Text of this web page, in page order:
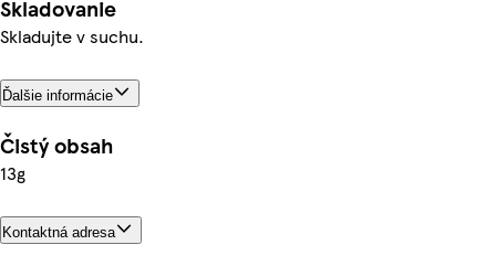
Skladovanie
Skladujte v suchu.
Ďalšie informácie
Čistý obsah
13g
Kontaktná adresa